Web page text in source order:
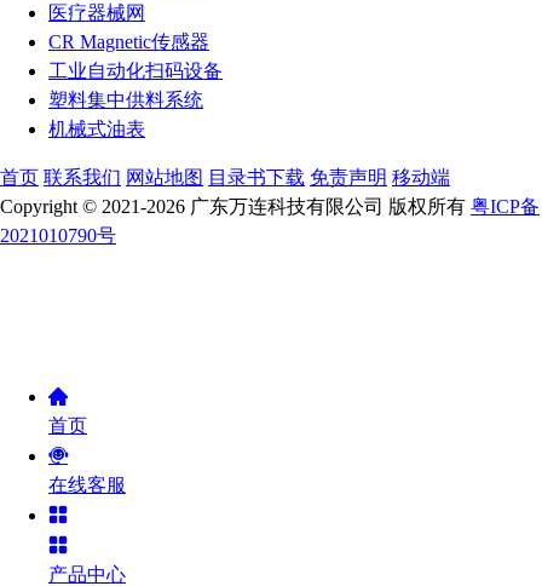
医疗器械网
CR Magnetic传感器
工业自动化扫码设备
塑料集中供料系统
机械式油表
首页 联系我们 网站地图 目录书下载 免责声明 移动端
Copyright © 2021-2026 广东万连科技有限公司 版权所有 粤ICP备
2021010790号
首页
在线客服
产品中心